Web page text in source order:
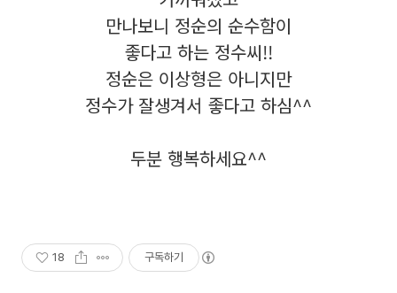
만나보니 정순의 순수함이
좋다고 하는 정수씨!!
정순은 이상형은 아니지만
정수가 잘생겨서 좋다고 하심^^
두분 행복하세요^^
18 구독하기